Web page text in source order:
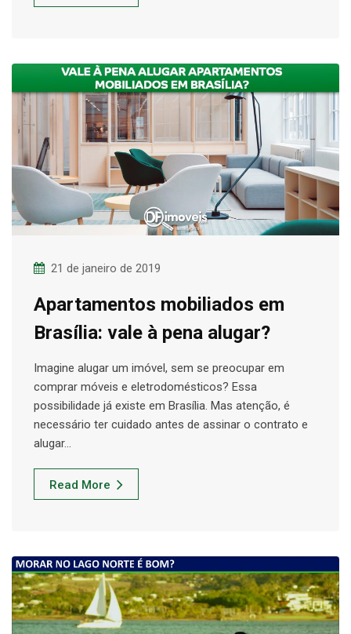
21 de janeiro de 2019
Apartamentos mobiliados em
Brasília: vale à pena alugar?
Imagine alugar um imóvel, sem se preocupar em
comprar móveis e eletrodomésticos? Essa
possibilidade já existe em Brasília. Mas atenção, é
necessário ter cuidado antes de assinar o contrato e
alugar…
Read More